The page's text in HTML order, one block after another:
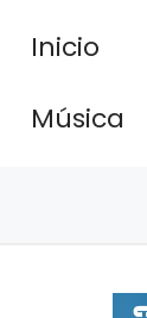
Inicio
Música